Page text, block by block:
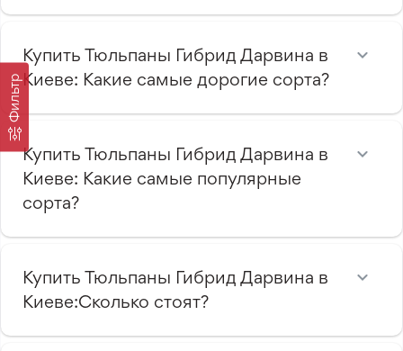
Фильтр
Купить Тюльпаны Гибрид Дарвина в
Киеве: Какие самые дорогие сорта?
Купить Тюльпаны Гибрид Дарвина в
Киеве: Какие самые популярные
сорта?
Купить Тюльпаны Гибрид Дарвина в
Киеве:Сколько стоят?